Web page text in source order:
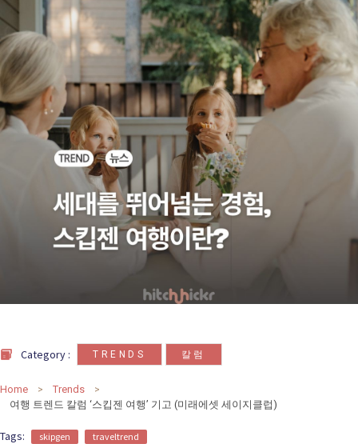
카
테
Category : TRENDS 칼럼
Home
Trends
여행 트렌드 칼럼 ‘스킵젠 여행’ 기고 (미래에셋 세이지클럽)
Tags: skipgen traveltrend